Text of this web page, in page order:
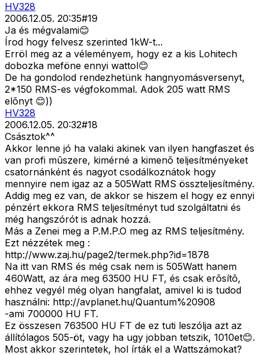
HV328
2006.12.05. 20:35#19
Ja és mégvalami😊
Írod hogy felvesz szerinted 1kW-t...
Erröl meg az a véleményem, hogy ez a kis Lohitech
dobozka meföne ennyi wattol😊
De ha gondolod rendezhetünk hangnyomásversenyt,
2*150 RMS-es végfokommal. Adok 205 watt RMS
elõnyt 😊))
HV328
2006.12.05. 20:32#18
Császtok^^
Akkor lenne jó ha valaki akinek van ilyen hangfaszet és
van profi mûszere, kimérné a kimenõ teljesítményeket
csatornánként és nagyot csodálkoznátok hogy
mennyire nem igaz az a 505Watt RMS összteljesítmény.
Addig meg ez van, de akkor se hiszem el hogy ez ennyi
pénzért ekkora RMS teljesítményt tud szolgáltatni és
még hangszórót is adnak hozzá.
Más a Zenei meg a P.M.P.O meg az RMS teljesítmény.
Ezt nézzétek meg :
http://www.zaj.hu/page2/termek.php?id=1878
Na itt van RMS és még csak nem is 505Watt hanem
460Watt, az ára meg 63500 HU FT, és csak erõsítõ,
ehhez vegyél még olyan hangfalat, amivel ki is tudod
használni: http://avplanet.hu/Quantum%20908
-ami 700000 HU FT.
Ez összesen 763500 HU FT de ez tuti leszólja azt az
állítólagos 505-öt, vagy ha ugy jobban tetszik, 1010et😊.
Most akkor szerintetek, hol írták el a Wattszámokat?